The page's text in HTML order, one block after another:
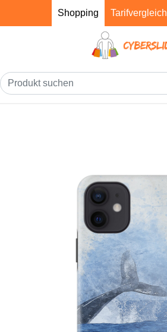
Shopping Tarifvergleich